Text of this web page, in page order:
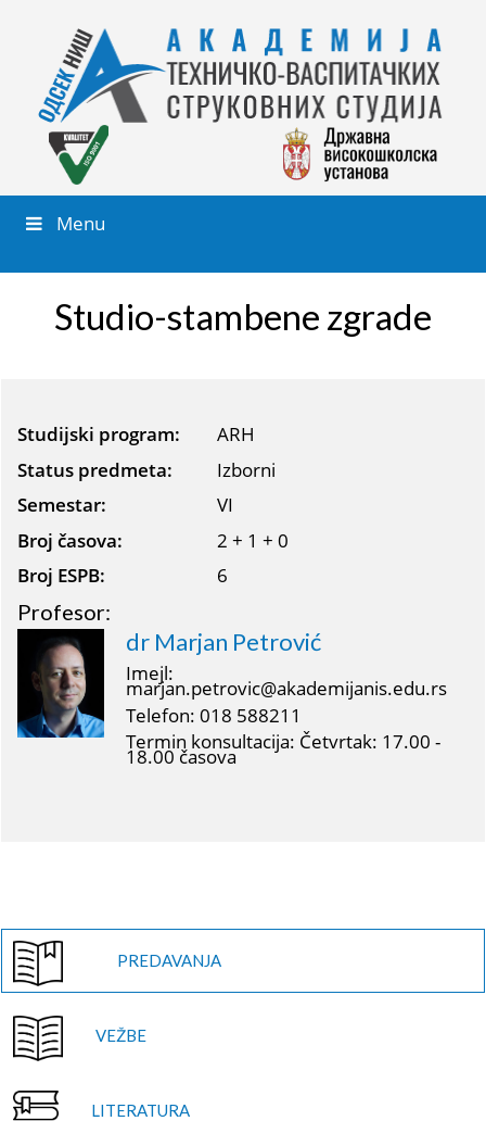
Menu
Studio-stambene zgrade
Studijski program:
ARH
Status predmeta:
Izborni
Semestar:
VI
Broj časova:
2 + 1 + 0
Broj ESPB:
6
Profesor:
dr Marjan Petrović
Imejl:
marjan.petrovic@akademijanis.edu.rs
Telefon: 018 588211
Termin konsultacija: Četvrtak: 17.00 -
18.00 časova
PREDAVANJA
VEŽBE
LITERATURA